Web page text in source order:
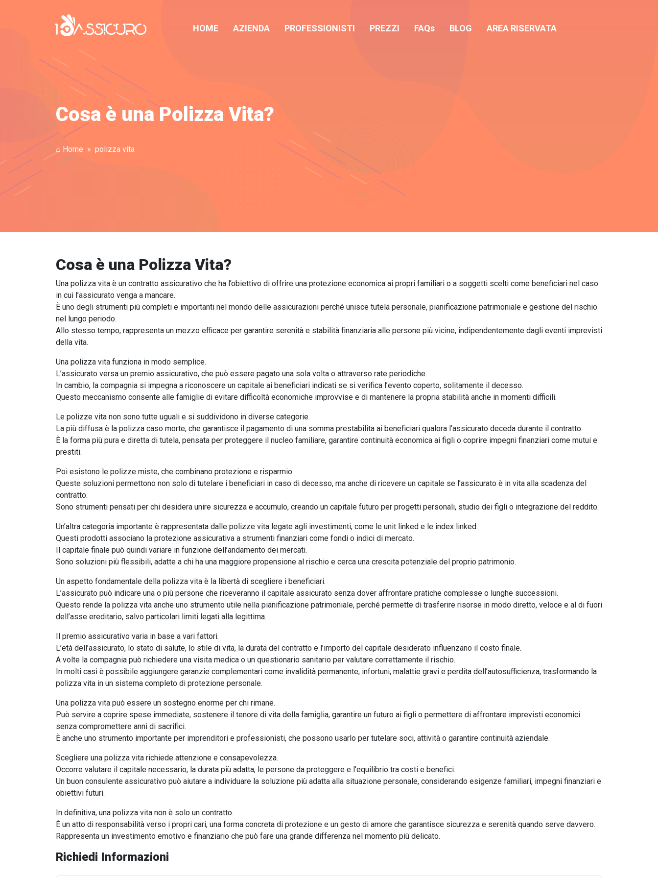
HOME AZIENDA PROFESSIONISTI PREZZI FAQs BLOG AREA RISERVATA
Cosa è una Polizza Vita?
⌂ Home polizza vita
Cosa è una Polizza Vita?
Una polizza vita è un contratto assicurativo che ha l’obiettivo di offrire una protezione economica ai propri familiari o a soggetti scelti come beneficiari nel caso
in cui l’assicurato venga a mancare.
È uno degli strumenti più completi e importanti nel mondo delle assicurazioni perché unisce tutela personale, pianificazione patrimoniale e gestione del rischio
nel lungo periodo.
Allo stesso tempo, rappresenta un mezzo efficace per garantire serenità e stabilità finanziaria alle persone più vicine, indipendentemente dagli eventi imprevisti
della vita.
Una polizza vita funziona in modo semplice.
L’assicurato versa un premio assicurativo, che può essere pagato una sola volta o attraverso rate periodiche.
In cambio, la compagnia si impegna a riconoscere un capitale ai beneficiari indicati se si verifica l’evento coperto, solitamente il decesso.
Questo meccanismo consente alle famiglie di evitare difficoltà economiche improvvise e di mantenere la propria stabilità anche in momenti difficili.
Le polizze vita non sono tutte uguali e si suddividono in diverse categorie.
La più diffusa è la polizza caso morte, che garantisce il pagamento di una somma prestabilita ai beneficiari qualora l’assicurato deceda durante il contratto.
È la forma più pura e diretta di tutela, pensata per proteggere il nucleo familiare, garantire continuità economica ai figli o coprire impegni finanziari come mutui e
prestiti.
Poi esistono le polizze miste, che combinano protezione e risparmio.
Queste soluzioni permettono non solo di tutelare i beneficiari in caso di decesso, ma anche di ricevere un capitale se l’assicurato è in vita alla scadenza del
contratto.
Sono strumenti pensati per chi desidera unire sicurezza e accumulo, creando un capitale futuro per progetti personali, studio dei figli o integrazione del reddito.
Un’altra categoria importante è rappresentata dalle polizze vita legate agli investimenti, come le unit linked e le index linked.
Questi prodotti associano la protezione assicurativa a strumenti finanziari come fondi o indici di mercato.
Il capitale finale può quindi variare in funzione dell’andamento dei mercati.
Sono soluzioni più flessibili, adatte a chi ha una maggiore propensione al rischio e cerca una crescita potenziale del proprio patrimonio.
Un aspetto fondamentale della polizza vita è la libertà di scegliere i beneficiari.
L’assicurato può indicare una o più persone che riceveranno il capitale assicurato senza dover affrontare pratiche complesse o lunghe successioni.
Questo rende la polizza vita anche uno strumento utile nella pianificazione patrimoniale, perché permette di trasferire risorse in modo diretto, veloce e al di fuori
dell’asse ereditario, salvo particolari limiti legati alla legittima.
Il premio assicurativo varia in base a vari fattori.
L’età dell’assicurato, lo stato di salute, lo stile di vita, la durata del contratto e l’importo del capitale desiderato influenzano il costo finale.
A volte la compagnia può richiedere una visita medica o un questionario sanitario per valutare correttamente il rischio.
In molti casi è possibile aggiungere garanzie complementari come invalidità permanente, infortuni, malattie gravi e perdita dell’autosufficienza, trasformando la
polizza vita in un sistema completo di protezione personale.
Una polizza vita può essere un sostegno enorme per chi rimane.
Può servire a coprire spese immediate, sostenere il tenore di vita della famiglia, garantire un futuro ai figli o permettere di affrontare imprevisti economici
senza compromettere anni di sacrifici.
È anche uno strumento importante per imprenditori e professionisti, che possono usarlo per tutelare soci, attività o garantire continuità aziendale.
Scegliere una polizza vita richiede attenzione e consapevolezza.
Occorre valutare il capitale necessario, la durata più adatta, le persone da proteggere e l’equilibrio tra costi e benefici.
Un buon consulente assicurativo può aiutare a individuare la soluzione più adatta alla situazione personale, considerando esigenze familiari, impegni finanziari e
obiettivi futuri.
In definitiva, una polizza vita non è solo un contratto.
È un atto di responsabilità verso i propri cari, una forma concreta di protezione e un gesto di amore che garantisce sicurezza e serenità quando serve davvero.
Rappresenta un investimento emotivo e finanziario che può fare una grande differenza nel momento più delicato.
Richiedi Informazioni